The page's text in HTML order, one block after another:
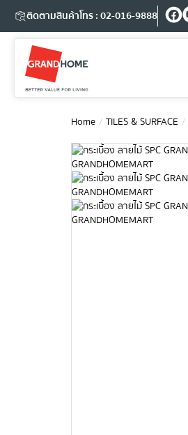
ติดตามสินค้าโทร : 02-016-9888
Home TILES & SURFACE